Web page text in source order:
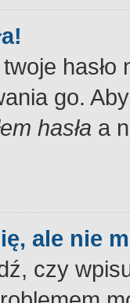
go.
hasła a
ale nie
czy